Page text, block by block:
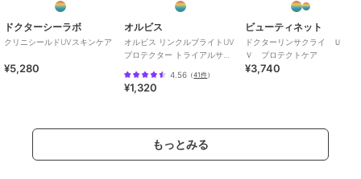
ドクターシーラボ
クリニシールドUVスキンケア
¥5,280
オルビス
オルビス リンクルブライトUV
プロテクター トライアルサイ
け止め）
4.56 （41件）
¥1,320
ビューティネット
ドクターリンサクライ Ｕ
Ｖ プロテクトケア
¥3,740
もっとみる